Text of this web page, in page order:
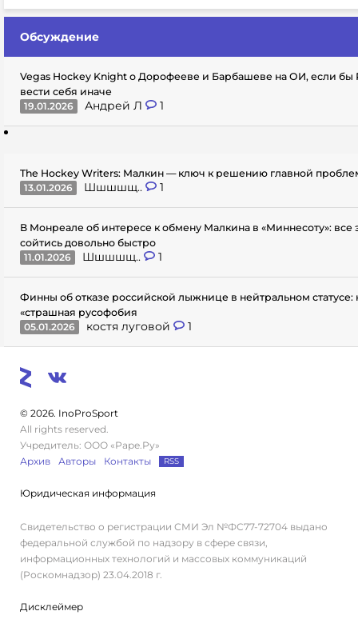
Обсуждение
Vegas Hockey Knight о Дорофееве и Барбашеве на ОИ, если бы
вести себя иначе
19.01.2026
Андрей Л 1
The Hockey Writers: Малкин — ключ к решению главной
13.01.2026
Шшшшщ.. 1
В Монреале об интересе к обмену Малкина в «Миннесоту»: все
сойтись довольно быстро
11.01.2026
Шшшшщ.. 1
Финны об отказе российской лыжнице в нейтральном статусе:
«страшная русофобия
05.01.2026
костя луговой 1
© 2026. InoProSport
All rights reserved.
Учредитель: ООО «Раре.Ру»
Архив
Авторы Контакты RSS
Юридическая информация
Свидетельство о регистрации СМИ Эл №ФС77-72704 выдано
федеральной службой по надзору в сфере связи,
информационных технологий и массовых коммуникаций
(Роскомнадзор) 23.04.2018 г.
Дисклеймер